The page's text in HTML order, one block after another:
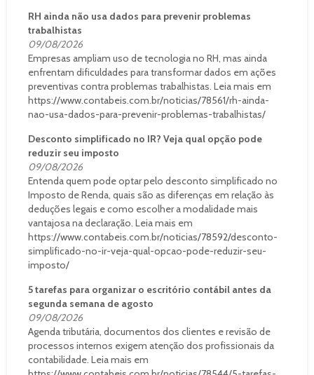
RH ainda não usa dados para prevenir problemas
trabalhistas
09/08/2026
Empresas ampliam uso de tecnologia no RH, mas ainda
enfrentam dificuldades para transformar dados em ações
preventivas contra problemas trabalhistas. Leia mais em
https://www.contabeis.com.br/noticias/78561/rh-ainda-
nao-usa-dados-para-prevenir-problemas-trabalhistas/
Desconto simplificado no IR? Veja qual opção pode
reduzir seu imposto
09/08/2026
Entenda quem pode optar pelo desconto simplificado no
Imposto de Renda, quais são as diferenças em relação às
deduções legais e como escolher a modalidade mais
vantajosa na declaração. Leia mais em
https://www.contabeis.com.br/noticias/78592/desconto-
simplificado-no-ir-veja-qual-opcao-pode-reduzir-seu-
imposto/
5 tarefas para organizar o escritório contábil antes da
segunda semana de agosto
09/08/2026
Agenda tributária, documentos dos clientes e revisão de
processos internos exigem atenção dos profissionais da
contabilidade. Leia mais em